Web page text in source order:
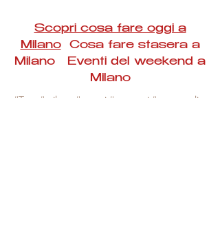
Scopri cosa fare oggi a
MilanoCosa fare stasera a
Milano Eventi del weekend a
Milano
#Taac #milano #eventi #concerti #spettacoli